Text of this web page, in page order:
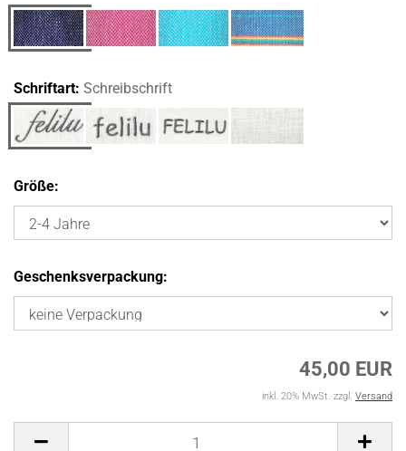
Schriftart: Schreibschrift
Größe:
Geschenksverpackung:
45,00 EUR
inkl. 20% MwSt. zzgl. Versand